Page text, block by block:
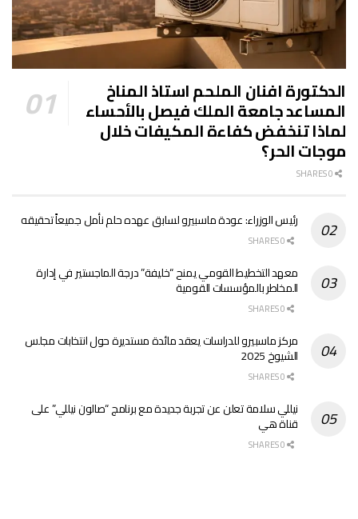
الدكتورة افنان الملحم استاذ المناخ
المساعد جامعة الملك فيصل بالأحساء
لماذا تنخفض كفاءة المكيفات خلال
موجات الحر؟
رئيس الوزراء: عودة ماسبيرو لسابق عهده حلم نأمل جميعاً تحقيقه
معهد التخطيط القومي يمنح “خليفة” درجة الماجستير في إدارة
المخاطر بالمؤسسات القومية
مركز ماسبيرو للدراسات يعقد مائدة مستديرة حول انتخابات مجلس
الشيوخ 2025
نيللي سلامة تعلن عن تجربة جديدة مع برنامج “صالون نيللي” على
قناة هي